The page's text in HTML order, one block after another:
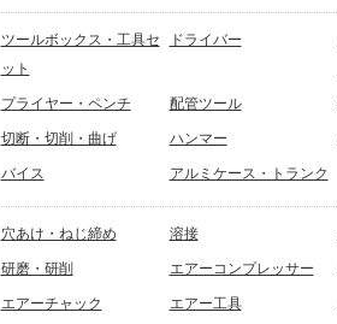
ツールボックス・工具セ
ット
ドライバー
プライヤー・ペンチ 配管ツール
切断・切削・曲げ ハンマー
バイス アルミケース・トランク
穴あけ・ねじ締め 溶接
研磨・研削 エアーコンプレッサー
エアーチャック エアー工具